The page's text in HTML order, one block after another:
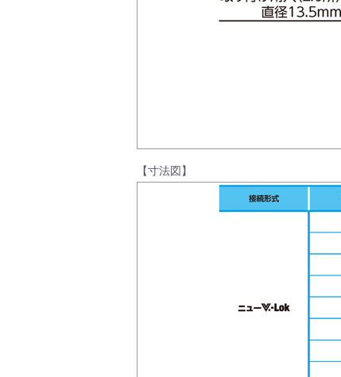
説明会・講習会
【寸法図】